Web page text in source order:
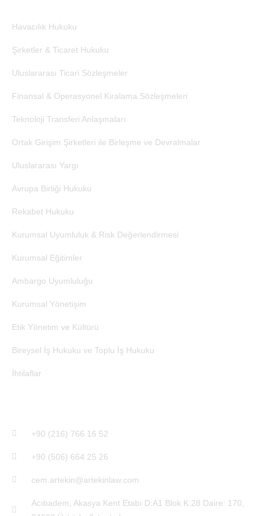
Havacılık Hukuku
Şirketler & Ticaret Hukuku
Uluslararası Ticari Sözleşmeler
Finansal & Operasyonel Kiralama Sözleşmeleri
Teknoloji Transferi Anlaşmaları
Ortak Girişim Şirketleri ile Birleşme ve Devralmalar
Uluslararası Yargı
Avrupa Birliği Hukuku
Rekabet Hukuku
Kurumsal Uyumluluk & Risk Değerlendirmesi
Kurumsal Eğitimler
Ambargo Uyumluluğu
Kurumsal Yönetişim
Etik Yönetim ve Kültürü
Bireysel İş Hukuku ve Toplu İş Hukuku
İhtilaflar
‎+90 (216) 766 16 52
+90 (506) 664 25 26
cem.artekin@artekinlaw.com
Acıbadem, Akasya Kent Etabı D:A1 Blok K:28 Daire: 170,